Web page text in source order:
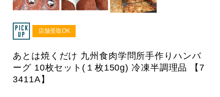
店舗受取OK
あとは焼くだけ 九州食肉学問所手作りハンバ
ーグ 10枚セット(１枚150g) 冷凍半調理品 【7
3411A】